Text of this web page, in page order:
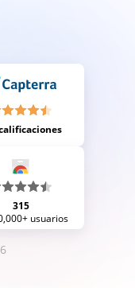
315
usuarios